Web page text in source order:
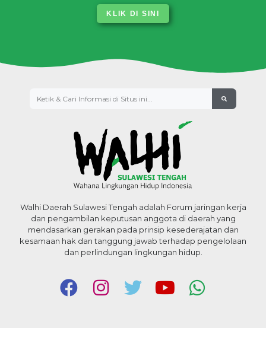
KLIK DI SINI
Walhi Daerah Sulawesi Tengah adalah Forum jaringan kerja
dan pengambilan keputusan anggota di daerah yang
mendasarkan gerakan pada prinsip kesederajatan dan
kesamaan hak dan tanggung jawab terhadap pengelolaan
dan perlindungan lingkungan hidup.